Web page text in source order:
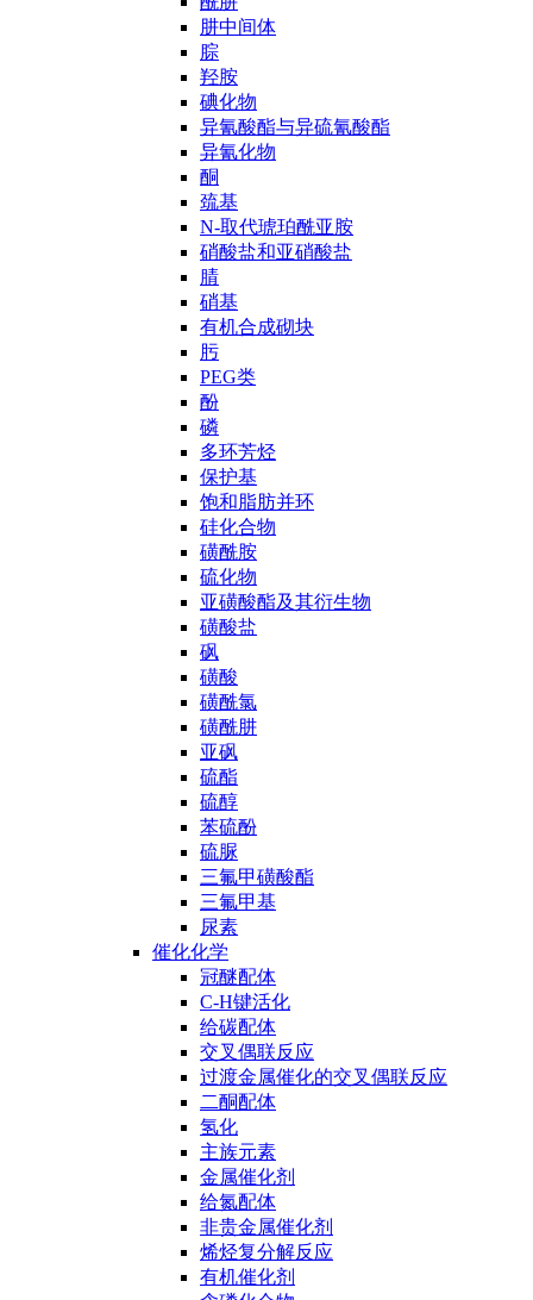
肼中间体
腙
羟胺
碘化物
异氰酸酯与异硫氰酸酯
异氰化物
酮
巯基
N-取代琥珀酰亚胺
硝酸盐和亚硝酸盐
腈
硝基
有机合成砌块
肟
PEG类
酚
磷
多环芳烃
保护基
饱和脂肪并环
硅化合物
磺酰胺
硫化物
亚磺酸酯及其衍生物
磺酸盐
砜
磺酸
磺酰氯
磺酰肼
亚砜
硫酯
硫醇
苯硫酚
硫脲
三氟甲磺酸酯
三氟甲基
尿素
催化化学
冠醚配体
C-H键活化
给碳配体
交叉偶联反应
过渡金属催化的交叉偶联反应
二酮配体
氢化
主族元素
金属催化剂
给氮配体
非贵金属催化剂
烯烃复分解反应
有机催化剂